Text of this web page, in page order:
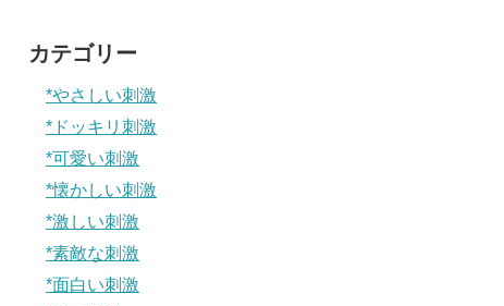
カテゴリー
*やさしい刺激
*ドッキリ刺激
*可愛い刺激
*懐かしい刺激
*激しい刺激
*素敵な刺激
*面白い刺激